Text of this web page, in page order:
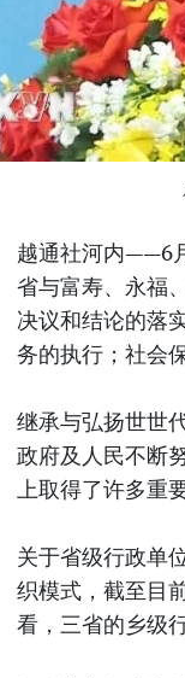
越通社河内——6
省与富寿、永福
决议和结论的落
务的执行；社会
继承与弘扬世世
政府及人民不断
上取得了许多重
关于省级行政单
织模式，截至目
看，三省的乡级